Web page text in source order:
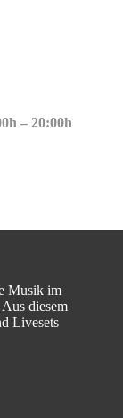
– 20:00h
Musik im
diesem
Livesets